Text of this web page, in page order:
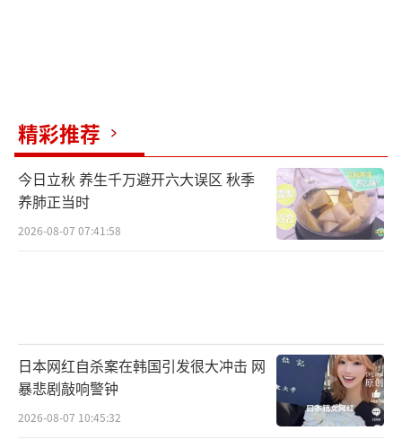
精彩推荐
今日立秋 养生千万避开六大误区 秋季
养肺正当时
2026-08-07 07:41:58
日本网红自杀案在韩国引发很大冲击 网
暴悲剧敲响警钟
2026-08-07 10:45:32